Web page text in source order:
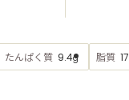
たんぱく質 9.4g 脂質